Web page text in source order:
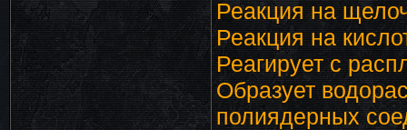
Реакция на
Реакция на
Реагирует с
Образует
полиядерных